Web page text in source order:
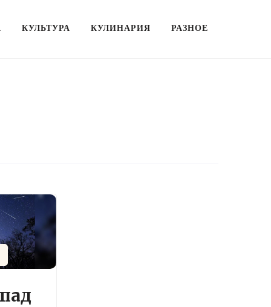
КУЛЬТУРА КУЛИНАРИЯ РАЗНОЕ